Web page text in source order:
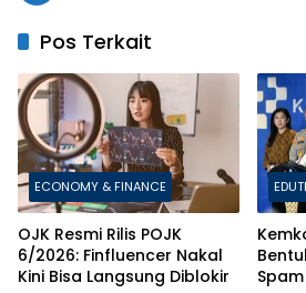
Pos Terkait
ECONOMY & FINANCE
OJK Resmi Rilis POJK
6/2026: Finfluencer Nakal
Kini Bisa Langsung Diblokir